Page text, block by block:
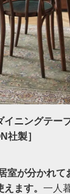
ニングテー
社製］
室が分かれて
ます。 一人